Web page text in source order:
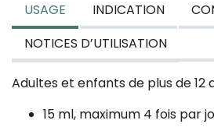
USAGE INDICATION
NOTICES D’UTILISATION
Adultes et enfants de plus de 12
15 ml, maximum 4 fois par